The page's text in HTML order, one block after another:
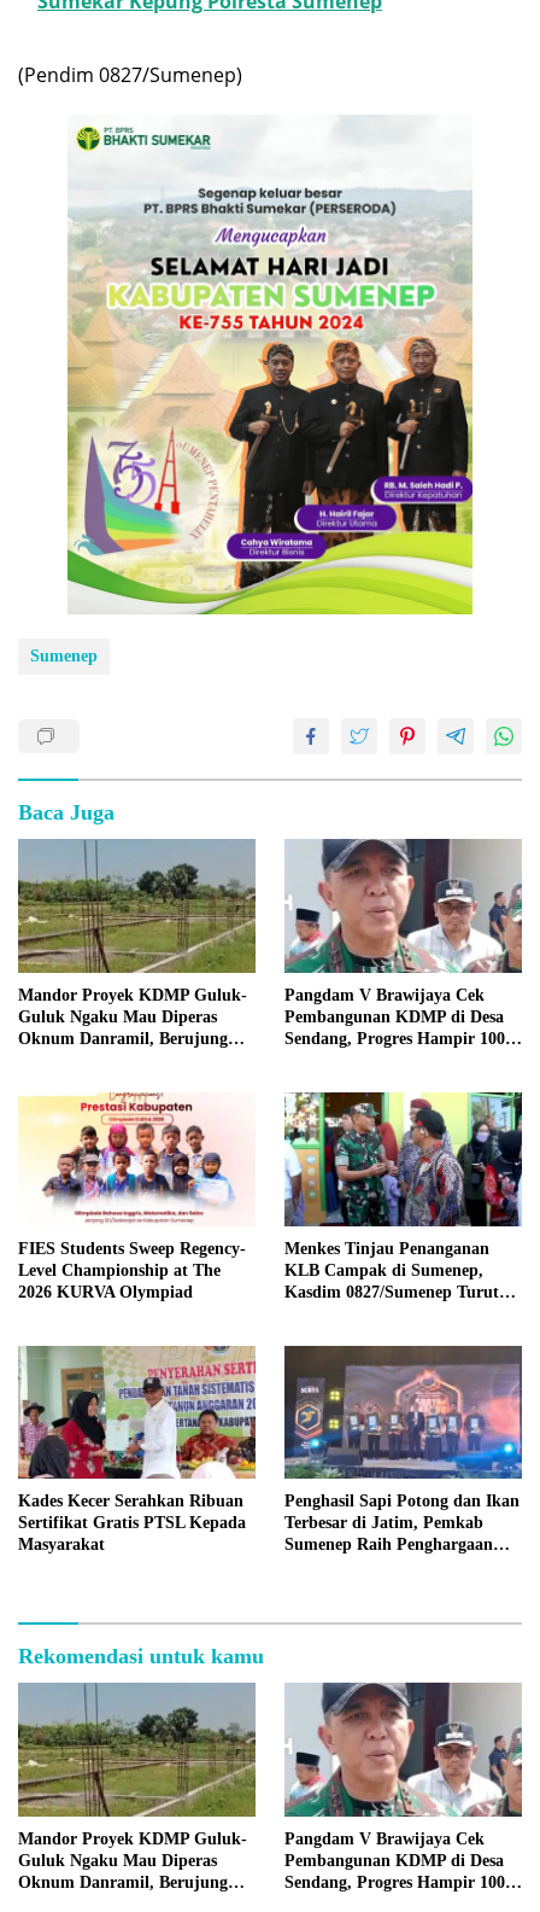
(Pendim 0827/Sumenep)
Sumenep
Baca Juga
Mandor Proyek KDMP Guluk-
Guluk Ngaku Mau Diperas
Oknum Danramil, Berujung
Pangdam V Brawijaya Cek
Pembangunan KDMP di Desa
Sendang, Progres Hampir 100
FIES Students Sweep Regency-
Level Championship at The
2026 KURVA Olympiad
Menkes Tinjau Penanganan
KLB Campak di Sumenep,
Kasdim 0827/Sumenep Turut
Kades Kecer Serahkan Ribuan
Sertifikat Gratis PTSL Kepada
Masyarakat
Penghasil Sapi Potong dan Ikan
Terbesar di Jatim, Pemkab
Sumenep Raih Penghargaan
Rekomendasi untuk kamu
Mandor Proyek KDMP Guluk-
Guluk Ngaku Mau Diperas
Oknum Danramil, Berujung
Pangdam V Brawijaya Cek
Pembangunan KDMP di Desa
Sendang, Progres Hampir 100